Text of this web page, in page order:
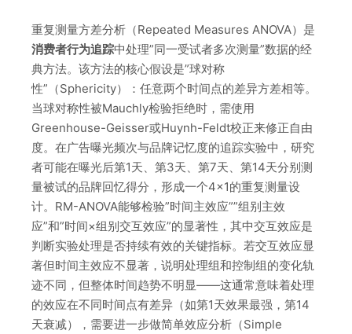
重复测量方差分析（Repeated Measures ANOVA）是
消费者行为追踪中处理”同一受试者多次测量”数据的经
典方法。该方法的核心假设是”球对称
性”（Sphericity）：任意两个时间点的差异方差相等。
当球对称性被Mauchly检验拒绝时，需使用
Greenhouse-Geisser或Huynh-Feldt校正来修正自由
度。在广告曝光频次与品牌记忆度的追踪实验中，研究
者可能在曝光后第1天、第3天、第7天、第14天分别测
量被试的品牌回忆得分，形成一个4×1的重复测量设
计。RM-ANOVA能够检验”时间主效应””组别主效
应”和”时间×组别交互效应”的显著性，其中交互效应是
判断实验处理是否持续有效的关键指标。若交互效应显
著但时间主效应不显著，说明处理组和控制组的变化轨
迹不同，但整体时间趋势不明显——这通常意味着处理
的效应在不同时间点有差异（如第1天效果最强，第14
天衰减），需要进一步做简单效应分析（Simple